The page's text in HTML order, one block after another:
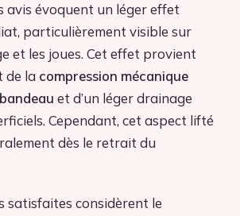
avis évoquent un léger effet
particulièrement visible sur
et les joues. Cet effet provient
de la compression mécanique
et d’un léger drainage
Cependant, cet aspect lifté
dès le retrait du
satisfaites considèrent le